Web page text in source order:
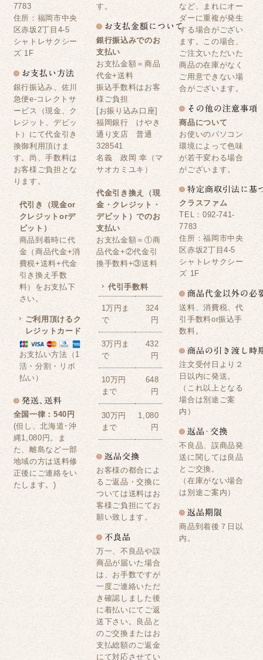
7783
住所：福岡市中央
区赤坂2丁目4-5
シャトレサクシー
ズ 1F
銀行振込み、佐川
急便e-コレクトサ
ービス（現金、ク
レジット、デビッ
ト）にて代金引き
換御利用頂けま
す。尚、手数料は
お客様ご負担とな
ります。
代引き（現金or
クレジットorデ
ビット）
商品到着時に代
金（商品代金+消
費税+送料+代金
引き換え手数
料）をお支払下
さい。
ご利用頂けるク
レジットカード
お支払い方法（1
活・分割・リボ
払い）
全国一律：540円
(但し、北海道･沖
縄1,080円。ま
た、離島など一部
地域の方は送料修
正後にご連絡をい
たします。)
す。
銀行振込みでのお
支払い
お支払金額＝商品
代金+送料
振込手数料はお客
様ご負担
[お振り込み口座]
福岡銀行 けやき
通り支店 普通
328541
名義 政岡 幸（マ
サオカミユキ）
代金引き換え（現
金・クレジット・
デビット）でのお
支払い
お支払金額＝①商
品代金+②代金引
換手数料+③送料
代引手数料
1万円ま
で
324
円
3万円ま
で
432
円
10万円
まで
648
円
30万円
まで
1,080
円
お客様の都合によ
るご返品・交換に
ついては送料はお
客様ご負担にてお
願い致します。
万一、不良品や誤
商品が届いた場合
は、お手数ですが
一度ご連絡いただ
き確認しました後
に着払いにてご返
送下さい。良品と
のご交換またはお
支払総額のご返金
にて対応させてい
など、まれにオー
ダーに重複が発生
する場合がござい
ます。この場合、
ご注文いただいた
商品の在庫がなく
ご用意できない場
合がございます。
商品について
お使いのパソコン
環境によって色味
が若干変わる場合
がございます。
クラスファム
TEL：092-741-
7783
住所：福岡市中央
区赤坂2丁目4-5
シャトレサクシー
ズ 1F
送料、消費税、代
引手数料or振込手
数料。
注文受付日より２
日以内に発送。
（これ以上となる
場合は別途ご案
内）
不良品、誤商品発
送に関しては良品
とご交換。
（在庫がない場合
は別途ご案内）
商品到着後７日以
内。